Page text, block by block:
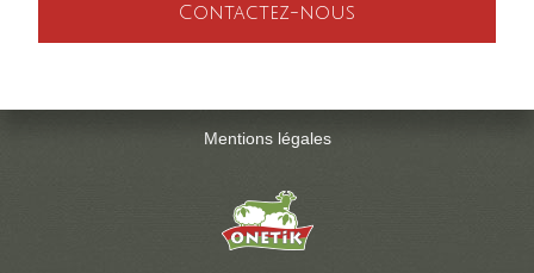
Contactez-nous
Mentions légales